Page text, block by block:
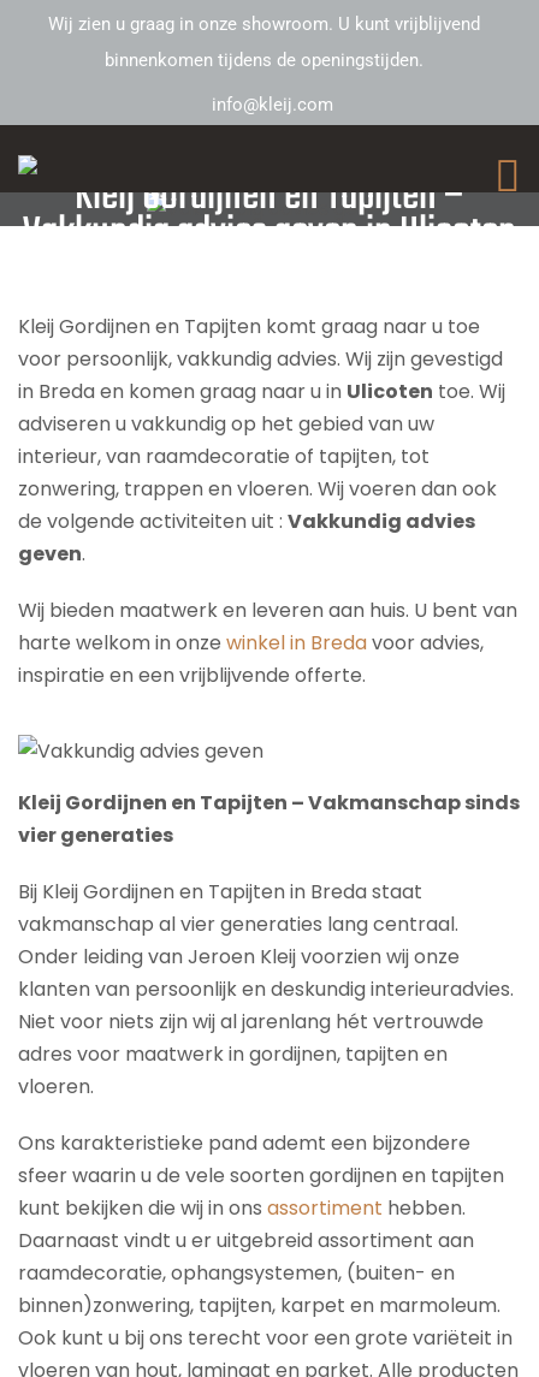
Wij zien u graag in onze showroom. U kunt vrijblijvend
binnenkomen tijdens de openingstijden.
info@kleij.com
Kleij Gordijnen en Tapijten –
Vakkundig advies geven in Ulicoten
Kleij Gordijnen en Tapijten komt graag naar u toe
voor persoonlijk, vakkundig advies. Wij zijn gevestigd
in Breda en komen graag naar u in Ulicoten toe. Wij
adviseren u vakkundig op het gebied van uw
interieur, van raamdecoratie of tapijten, tot
zonwering, trappen en vloeren. Wij voeren dan ook
de volgende activiteiten uit : Vakkundig advies
geven.
Wij bieden maatwerk en leveren aan huis. U bent van
harte welkom in onze winkel in Bredavoor advies,
inspiratie en een vrijblijvende offerte.
Kleij Gordijnen en Tapijten – Vakmanschap sinds
vier generaties
Bij Kleij Gordijnen en Tapijten in Breda staat
vakmanschap al vier generaties lang centraal.
Onder leiding van Jeroen Kleij voorzien wij onze
klanten van persoonlijk en deskundig interieuradvies.
Niet voor niets zijn wij al jarenlang hét vertrouwde
adres voor maatwerk in gordijnen, tapijten en
vloeren.
Ons karakteristieke pand ademt een bijzondere
sfeer waarin u de vele soorten gordijnen en tapijten
kunt bekijken die wij in ons assortiment hebben.
Daarnaast vindt u er uitgebreid assortiment aan
raamdecoratie, ophangsystemen, (buiten- en
binnen)zonwering, tapijten, karpet en marmoleum.
Ook kunt u bij ons terecht voor een grote variëteit in
vloeren van hout, laminaat en parket. Alle producten